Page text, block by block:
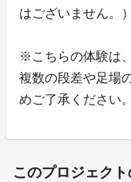
はございません。）
※こちらの体験は
複数の段差や足場
めご了承ください。
このプロジェク